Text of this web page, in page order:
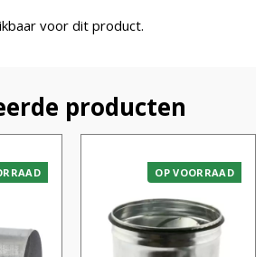
voor dit product.
producten
OP VOORRAAD